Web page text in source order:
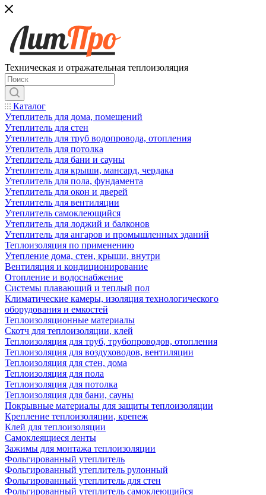
Техническая и отражательная теплоизоляция
Каталог
Утеплитель для дома, помещений
Утеплитель для стен
Утеплитель для труб водопровода, отопления
Утеплитель для потолка
Утеплитель для бани и сауны
Утеплитель для крыши, мансард, чердака
Утеплитель для пола, фундамента
Утеплитель для окон и дверей
Утеплитель для вентиляции
Утеплитель самоклеющийся
Утеплитель для лоджий и балконов
Утеплитель для ангаров и промышленных зданий
Теплоизоляция по применению
Утепление дома, стен, крыши, внутри
Вентиляция и кондиционирование
Отопление и водоснабжение
Системы плавающий и теплый пол
Климатические камеры, изоляция технологического
оборудования и емкостей
Теплоизоляционные материалы
Скотч для теплоизоляции, клей
Теплоизоляция для труб, трубопроводов, отопления
Теплоизоляция для воздуховодов, вентиляции
Теплоизоляция для стен, дома
Теплоизоляция для пола
Теплоизоляция для потолка
Теплоизоляция для бани, сауны
Покрывные материалы для защиты теплоизоляции
Крепление теплоизоляции, крепеж
Клей для теплоизоляции
Самоклеящиеся ленты
Зажимы для монтажа теплоизоляции
Фольгированный утеплитель
Фольгированный утеплитель рулонный
Фольгированный утеплитель для стен
Фольгированный утеплитель самоклеющийся